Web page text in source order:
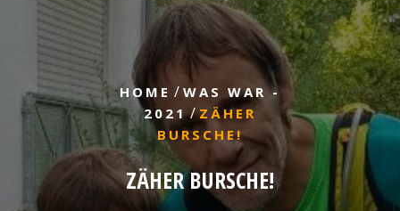
HOME / WAS WAR -
2021/ZÄHER
BURSCHE!
ZÄHER BURSCHE!